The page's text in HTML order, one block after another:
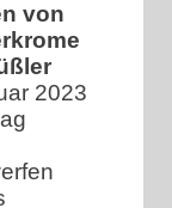
von
2023